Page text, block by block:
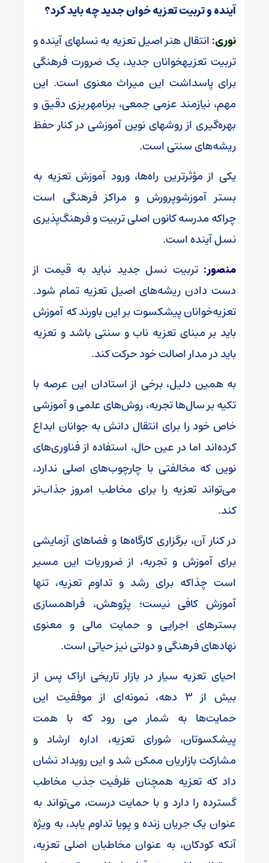
آینده و تربیت تعزیه خوان جدید چه باید کرد؟
نوری:انتقال هنر اصیل تعزیه به نسلهای آینده و
تربیت تعزیهخوانان جدید، یک ضرورت فرهنگی
برای پاسداشت این میراث معنوی است. این
مهم، نیازمند عزمی جمعی، برنامهریزی دقیق و
بهره‌گیری از روشهای نوین آموزشی در کنار حفظ
ریشه‌های سنتی است.
یکی از مؤثرترین راه‌ها، ورود آموزش تعزیه به
بستر آموزشوپرورش و مراکز فرهنگی است
چراکه مدرسه کانون اصلی تربیت و فرهنگ‌پذیری
نسل آینده است.
منصور: تربیت نسل جدید نباید به قیمت از
دست دادن ریشه‌های اصیل تعزیه تمام شود.
تعزیه‌خوانان پیشکسوت بر این باورند که آموزش
باید بر مبنای تعزیه ناب و سنتی باشد و تعزیه
باید در مدار اصالت خود حرکت کند.
به همین دلیل، برخی از استادان این عرصه با
تکیه بر سال‌ها تجربه، روش‌های علمی و آموزشی
خاص خود را برای انتقال دانش به جوانان ابداع
کرده‌اند اما در عین حال، استفاده از فناوری‌های
نوین که مخالفتی با چارچوب‌های اصلی ندارد،
می‌تواند تعزیه را برای مخاطب امروز جذاب‌تر
کند.
در کنار آن، برگزاری کارگاه‌ها و فضاهای آزمایشی
برای آموزش و تجربه، از ضروریات این مسیر
است چذاکه برای رشد و تداوم تعزیه، تنها
آموزش کافی نیست؛ پژوهش، فراهمسازی
بسترهای اجرایی و حمایت مالی و معنوی
نهادهای فرهنگی و دولتی نیز حیاتی است.
احیای تعزیه سیار در بازار تاریخی اراک پس از
بیش از 3 دهه، نمونه‌ای از موفقیت این
حمایت‌ها به شمار می رود که با همت
پیشکسوتان، شورای تعزیه، اداره ارشاد و
مشارکت بازاریان ممکن شد و این رویداد نشان
داد که تعزیه همچنان ظرفیت جذب مخاطب
گسترده را دارد و با حمایت درست، می‌تواند به
عنوان یک جریان زنده و پویا تداوم یابد، به ویژه
آنکه کودکان، به عنوان مخاطبان اصلی تعزیه،